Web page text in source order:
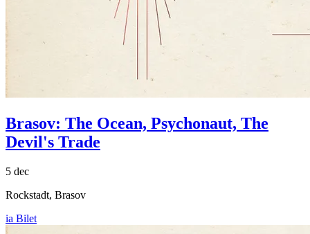
Brasov: The Ocean, Psychonaut, The
Devil's Trade
5 dec
Rockstadt, Brasov
ia Bilet